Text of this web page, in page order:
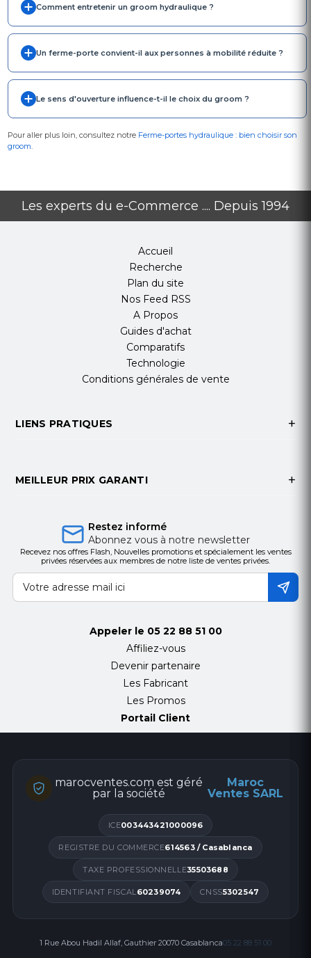
Comment entretenir un groom hydraulique ?
Un ferme-porte convient-il aux personnes à mobilité réduite ?
Le sens d'ouverture influence-t-il le choix du groom ?
Pour aller plus loin, consultez notre Ferme-portes hydraulique : bien choisir son
groom.
Les experts du e-Commerce .... Depuis 1994
Accueil
Recherche
Plan du site
Nos Feed RSS
A Propos
Guides d'achat
Comparatifs
Technologie
Conditions générales de vente
LIENS PRATIQUES
MEILLEUR PRIX GARANTI
Restez informé
Abonnez vous à notre newsletter
Recevez nos offres Flash, Nouvelles promotions et spécialement les ventes
privées réservées aux membres de notre liste de ventes privées.
Appeler le 05 22 88 51 00
Affiliez-vous
Devenir partenaire
Les Fabricant
Les Promos
Portail Client
marocventes.com est géré
par la société
Maroc
Ventes SARL
ICE003443421000096
REGISTRE DU COMMERCE614563 / Casablanca
TAXE PROFESSIONNELLE35503688
IDENTIFIANT FISCAL60239074 CNSS5302547
1 Rue Abou Hadil Allaf, Gauthier 20070 Casablanca05 22 88 51 00